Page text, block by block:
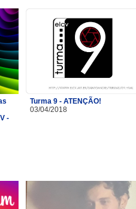
-
Turma 9 - ATENÇÃO!
03/04/2018